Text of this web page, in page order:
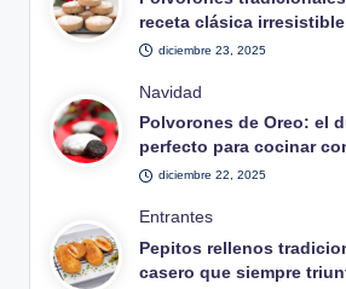
receta clásica irresistible
diciembre 23, 2025
Publicado
en
Navidad
Polvorones de Oreo: el
perfecto para cocinar
diciembre 22, 2025
Publicado
en
Entrantes
Pepitos rellenos
casero que siempre